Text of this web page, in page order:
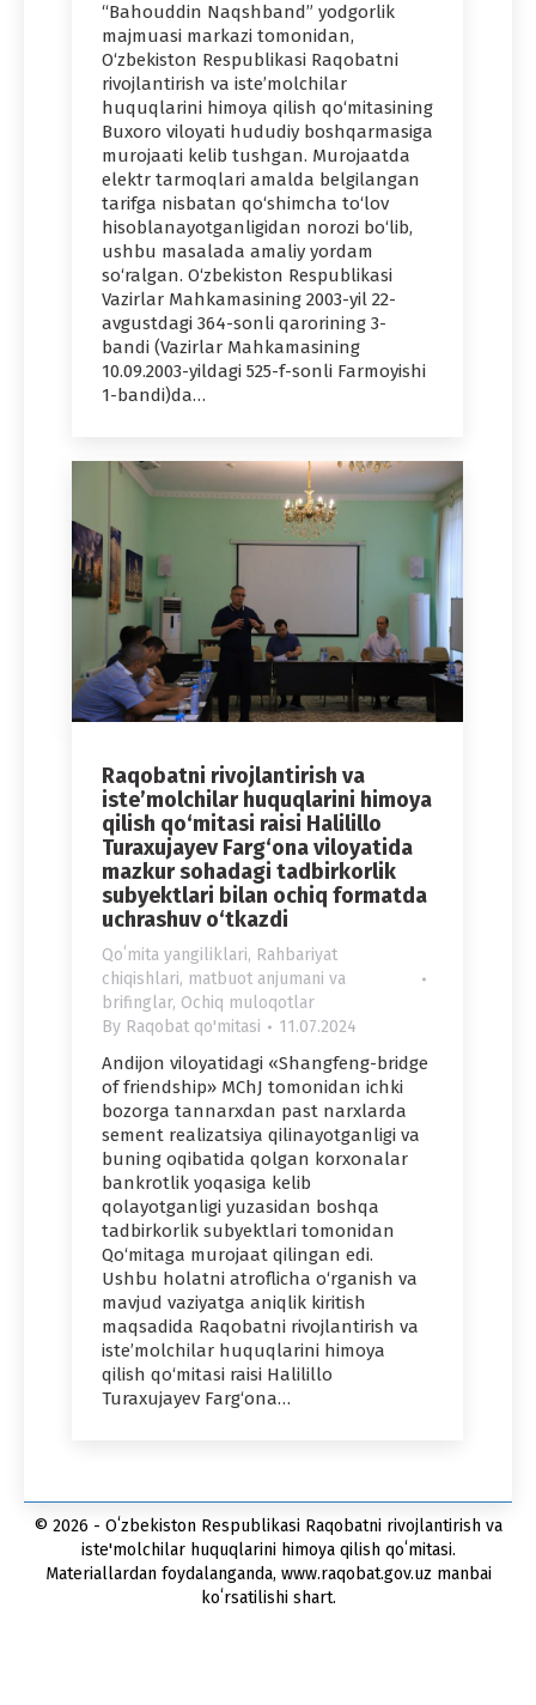
“Bahouddin Naqshband” yodgorlik
majmuasi markazi tomonidan,
O‘zbekiston Respublikasi Raqobatni
rivojlantirish va iste’molchilar
huquqlarini himoya qilish qo‘mitasining
Buxoro viloyati hududiy boshqarmasiga
murojaati kelib tushgan. Murojaatda
elektr tarmoqlari amalda belgilangan
tarifga nisbatan qo‘shimcha to‘lov
hisoblanayotganligidan norozi bo‘lib,
ushbu masalada amaliy yordam
so‘ralgan. O‘zbekiston Respublikasi
Vazirlar Mahkamasining 2003-yil 22-
avgustdagi 364-sonli qarorining 3-
bandi (Vazirlar Mahkamasining
10.09.2003-yildagi 525-f-sonli Farmoyishi
1-bandi)da…
Raqobatni rivojlantirish va
iste’molchilar huquqlarini himoya
qilish qo‘mitasi raisi Halilillo
Turaxujayev Farg‘ona viloyatida
mazkur sohadagi tadbirkorlik
subyektlari bilan ochiq formatda
uchrashuv o‘tkazdi
Qoʻmita yangiliklari, Rahbariyat
chiqishlari, matbuot anjumani va
brifinglar, Ochiq muloqotlar
By Raqobat qo'mitasi 11.07.2024
Andijon viloyatidagi «Shangfeng-bridge
of friendship» MChJ tomonidan ichki
bozorga tannarxdan past narxlarda
sement realizatsiya qilinayotganligi va
buning oqibatida qolgan korxonalar
bankrotlik yoqasiga kelib
qolayotganligi yuzasidan boshqa
tadbirkorlik subyektlari tomonidan
Qo‘mitaga murojaat qilingan edi.
Ushbu holatni atroflicha o‘rganish va
mavjud vaziyatga aniqlik kiritish
maqsadida Raqobatni rivojlantirish va
iste’molchilar huquqlarini himoya
qilish qo‘mitasi raisi Halilillo
Turaxujayev Farg‘ona…
© 2026 - Oʻzbekiston Respublikasi Raqobatni rivojlantirish va
iste'molchilar huquqlarini himoya qilish qoʻmitasi.
Materiallardan foydalanganda, www.raqobat.gov.uz manbai
koʻrsatilishi shart.